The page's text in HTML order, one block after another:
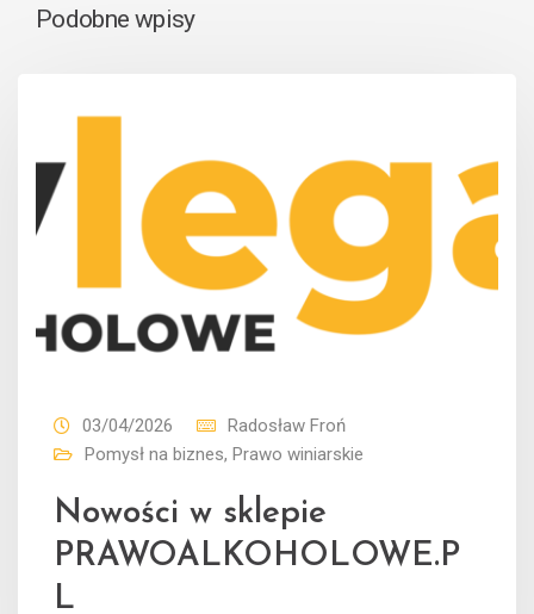
Podobne wpisy
03/04/2026
Radosław Froń
Pomysł na biznes, Prawo winiarskie
Nowości w sklepie
PRAWOALKOHOLOWE.P
L